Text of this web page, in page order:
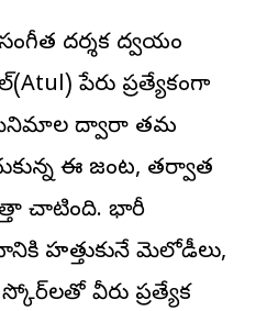
సంగీత దర్శక ద్వయం
పేరు ప్రత్యేకంగా
సినిమాల ద్వారా తమ
ఈ జంట, తర్వాత
చాటింది. భారీ
హత్తుకునే మెలోడీలు,
వీరు ప్రత్యేక